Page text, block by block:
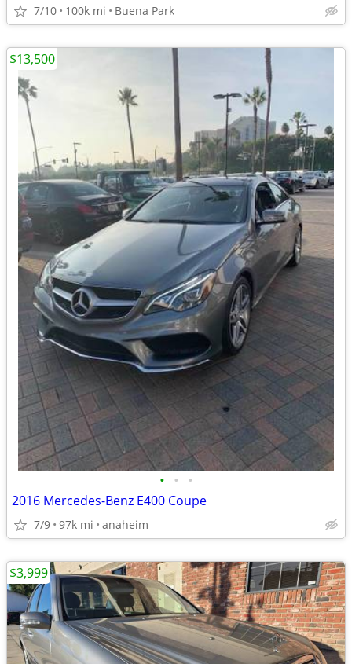
7/10 100k mi Buena Park
• • •
2016 Mercedes-Benz E400 Coupe
7/9 97k mi anaheim
$13,500
$3,999